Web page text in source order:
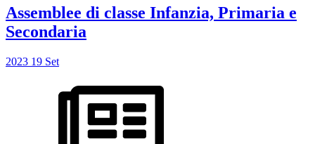
Assemblee di classe Infanzia, Primaria e
Secondaria
2023 19 Set